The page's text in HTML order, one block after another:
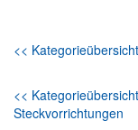
<< Kategorieübersicht
<<
Steckvorrichtungen